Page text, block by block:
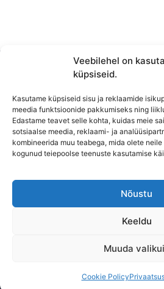
Veebilehel on
küpsiseid.
Kasutame küpsiseid sisu ja reklaamide
meedia funktsioonide pakkumiseks ning
Edastame teavet selle kohta, kuidas meie
sotsiaalse meedia, reklaami- ja
kombineerida muu teabega, mida olete
kogunud teiepoolse teenuste kasutamise
Nõustu
Keeldu
Muuda
Cookie Policy